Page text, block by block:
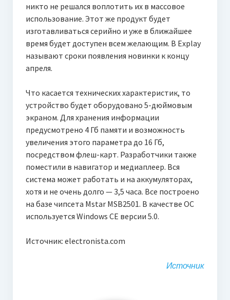
никто не решался воплотить их в массовое
использование. Этот же продукт будет
изготавливаться серийно и уже в ближайшее
время будет доступен всем желающим. В Explay
называют сроки появления новинки к концу
апреля.
Что касается технических характеристик, то
устройство будет оборудовано 5-дюймовым
экраном. Для хранения информации
предусмотрено 4 Гб памяти и возможность
увеличения этого параметра до 16 Гб,
посредством флеш-карт. Разработчики также
поместили в навигатор и медиаплеер. Вся
система может работать и на аккумуляторах,
хотя и не очень долго — 3,5 часа. Все построено
на базе чипсета Mstar MSB2501. В качестве ОС
используется Windows CE версии 5.0.
Источник: electronista.com
Источник